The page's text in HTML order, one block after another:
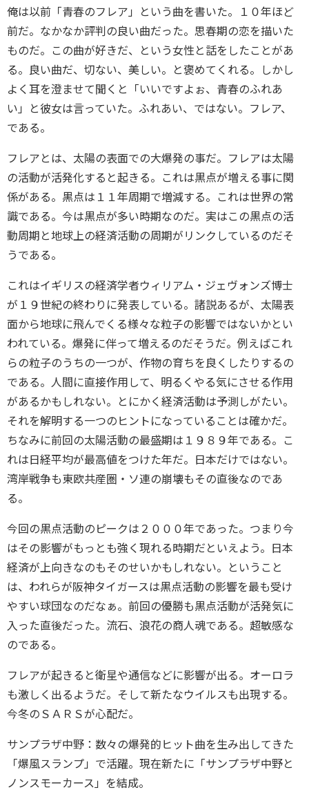
俺は以前「青春のフレア」という曲を書いた。１０年ほど
前だ。なかなか評判の良い曲だった。思春期の恋を描いた
ものだ。この曲が好きだ、という女性と話をしたことがあ
る。良い曲だ、切ない、美しい。と褒めてくれる。しかし
よく耳を澄ませて聞くと「いいですよぉ、青春のふれあ
い」と彼女は言っていた。ふれあい、ではない。フレア、
である。
フレアとは、太陽の表面での大爆発の事だ。フレアは太陽
の活動が活発化すると起きる。これは黒点が増える事に関
係がある。黒点は１１年周期で増減する。これは世界の常
識である。今は黒点が多い時期なのだ。実はこの黒点の活
動周期と地球上の経済活動の周期がリンクしているのだそ
うである。
これはイギリスの経済学者ウィリアム・ジェヴォンズ博士
が１９世紀の終わりに発表している。諸説あるが、太陽表
面から地球に飛んでくる様々な粒子の影響ではないかとい
われている。爆発に伴って増えるのだそうだ。例えばこれ
らの粒子のうちの一つが、作物の育ちを良くしたりするの
である。人間に直接作用して、明るくやる気にさせる作用
があるかもしれない。とにかく経済活動は予測しがたい。
それを解明する一つのヒントになっていることは確かだ。
ちなみに前回の太陽活動の最盛期は１９８９年である。こ
れは日経平均が最高値をつけた年だ。日本だけではない。
湾岸戦争も東欧共産圏・ソ連の崩壊もその直後なのであ
る。
今回の黒点活動のピークは２０００年であった。つまり今
はその影響がもっとも強く現れる時期だといえよう。日本
経済が上向きなのもそのせいかもしれない。ということ
は、われらが阪神タイガースは黒点活動の影響を最も受け
やすい球団なのだなぁ。前回の優勝も黒点活動が活発気に
入った直後だった。流石、浪花の商人魂である。超敏感な
のである。
フレアが起きると衛星や通信などに影響が出る。オーロラ
も激しく出るようだ。そして新たなウイルスも出現する。
今冬のＳＡＲＳが心配だ。
サンプラザ中野：数々の爆発的ヒット曲を生み出してきた
「爆風スランプ」で活躍。現在新たに「サンプラザ中野と
ノンスモーカース」を結成。